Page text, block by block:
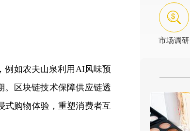
例如农夫山泉利用AI风味预
。区块链技术保障供应链透
式购物体验，重塑消费者互
市场调研